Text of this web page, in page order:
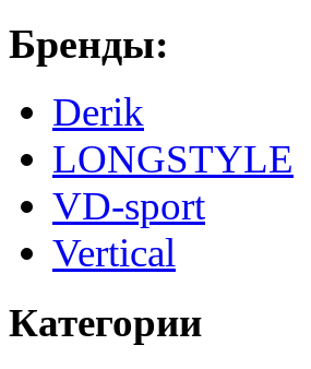
Бренды:
Derik
LONGSTYLE
VD-sport
Vertical
Категории